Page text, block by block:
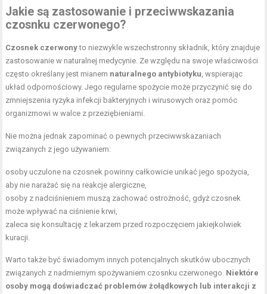
Jakie są zastosowanie i przeciwwskazania
czosnku czerwonego?
Czosnek czerwonyto niezwykle wszechstronny składnik, który znajduje
zastosowanie w naturalnej medycynie. Ze względu na swoje właściwości
często określany jest mianem naturalnego antybiotyku, wspierając
układ odpornościowy. Jego regularne spożycie może przyczynić się do
zmniejszenia ryzyka infekcji bakteryjnych i wirusowych oraz pomóc
organizmowi w walce z przeziębieniami.
Nie można jednak zapominać o pewnych przeciwwskazaniach
związanych z jego używaniem:
osoby uczulone na czosnek powinny całkowicie unikać jego spożycia,
aby nie narażać się na reakcje alergiczne,
osoby z nadciśnieniem muszą zachować ostrożność, gdyż czosnek
może wpływać na ciśnienie krwi,
zaleca się konsultację z lekarzem przed rozpoczęciem jakiejkolwiek
kuracji.
Warto także być świadomym innych potencjalnych skutków ubocznych
związanych z nadmiernym spożywaniem czosnku czerwonego. Niektóre
osoby mogą doświadczać problemów żołądkowych lub interakcji z